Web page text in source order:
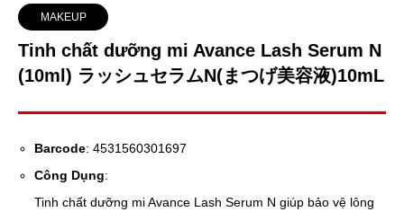
MAKEUP
Tinh chất dưỡng mi Avance Lash Serum N
(10ml) ラッシュセラムN(まつげ美容液)10mL
Barcode: 4531560301697
Công Dụng:
Tinh chất dưỡng mi Avance Lash Serum N giúp bảo vệ lông